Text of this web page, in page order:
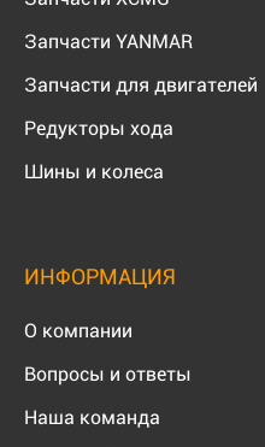
Запчасти YANMAR
Запчасти для двигателей
Редукторы хода
Шины и колеса
ИНФОРМАЦИЯ
О компании
Вопросы и ответы
Наша команда